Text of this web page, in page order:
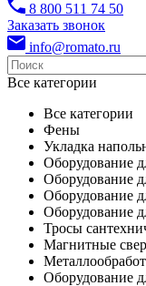
8 800 511 74 50
Заказать звонок
info@romato.ru
Все категории
Все категории
Фены
Укладка
Оборудование
Оборудование
Оборудование
Оборудование
Тросы
Магнитные
Оборудование